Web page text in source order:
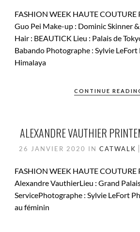
FASHION WEEK HAUTE COUTURE
Guo Pei Make-up : Dominic Skinner
Hair : BEAUTICK Lieu : Palais de
Babando Photographe : Sylvie
Himalaya
CONTINUE
ALEXANDRE VAUTHIER
26 JANVIER 2020 IN CATWALK
FASHION WEEK HAUTE COUTURE
Alexandre VauthierLieu : Grand
ServicePhotographe : Sylvie LeFort
au féminin